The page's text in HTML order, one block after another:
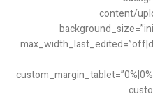
content/